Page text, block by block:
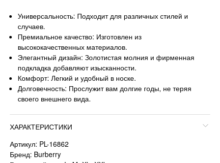
Универсальность: Подходит для различных стилей и
случаев.
Премиальное качество: Изготовлен из
высококачественных материалов.
Элегантный дизайн: Золотистая молния и фирменная
подкладка добавляют изысканности.
Комфорт: Легкий и удобный в носке.
Долговечность: Прослужит вам долгие годы, не теряя
своего внешнего вида.
ХАРАКТЕРИСТИКИ
Артикул: PL-16862
Бренд: Burberry